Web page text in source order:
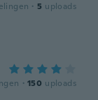
· 5 uploads
· 150 uploads